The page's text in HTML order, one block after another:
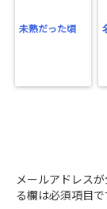
未熟だった頃
メールアドレス
る欄は必須項目で